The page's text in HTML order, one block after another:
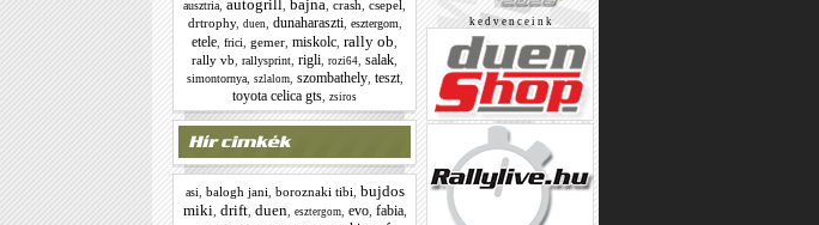
ausztria autogrill bajna crash csepel
drtrophy, duen dunaharaszti, esztergom
etele frici gemer miskolc rally ob
rally vb
rallysprint rigli rozi64 salak
simontornya, szlalom, szombathely, teszt,
toyota celica gts zsiros
asi balogh jani boroznaki tibi bujdos
miki drift, duen esztergom, evo, fabia,
k e d v e n c e i n k